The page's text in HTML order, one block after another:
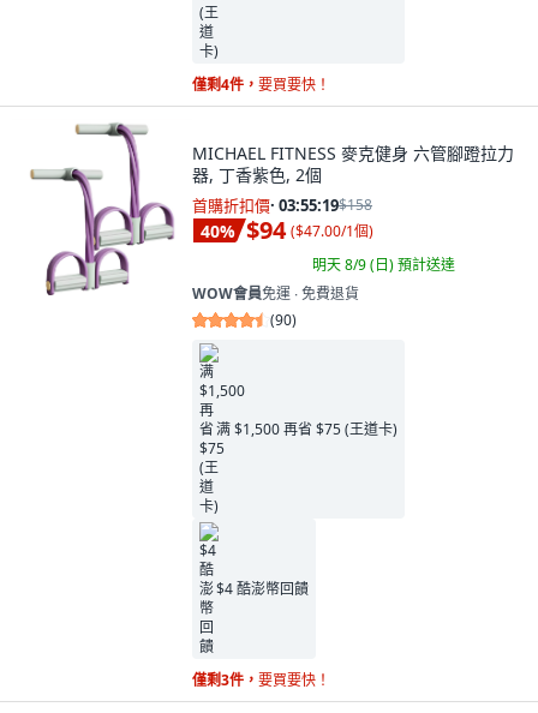
僅剩4件， 要買要快！
MICHAEL FITNESS 麥克健身 六管腳蹬拉力
器, 丁香紫色, 2個
首購折扣價· 03:55:18$158
40% $94 ($47.00/1個)
明天 8/9 (日)預計送達
WOW會員免運 ∙ 免費退貨
(90)
满 $1,500 再省 $75 (王道卡)
$4 酷澎幣回饋
僅剩3件， 要買要快！